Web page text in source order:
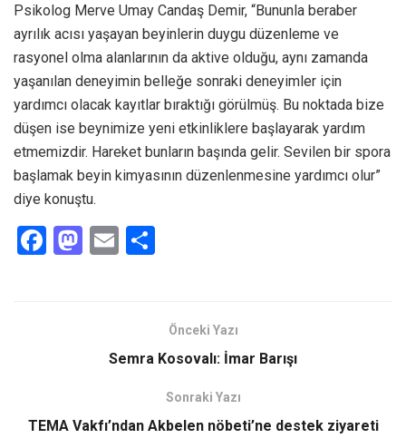
Psikolog Merve Umay Candaş Demir, “Bununla beraber
ayrılık acısı yaşayan beyinlerin duygu düzenleme ve
rasyonel olma alanlarının da aktive olduğu, aynı zamanda
yaşanılan deneyimin belleğe sonraki deneyimler için
yardımcı olacak kayıtlar bıraktığı görülmüş. Bu noktada bize
düşen ise beynimize yeni etkinliklere başlayarak yardım
etmemizdir. Hareket bunların başında gelir. Sevilen bir spora
başlamak beyin kimyasının düzenlenmesine yardımcı olur”
diye konuştu.
F
k
M
n
E
Önceki Yazı
Semra Kosovalı: İmar Barışı
Sonraki Yazı
TEMA Vakfı’ndan Akbelen nöbeti’ne destek ziyareti